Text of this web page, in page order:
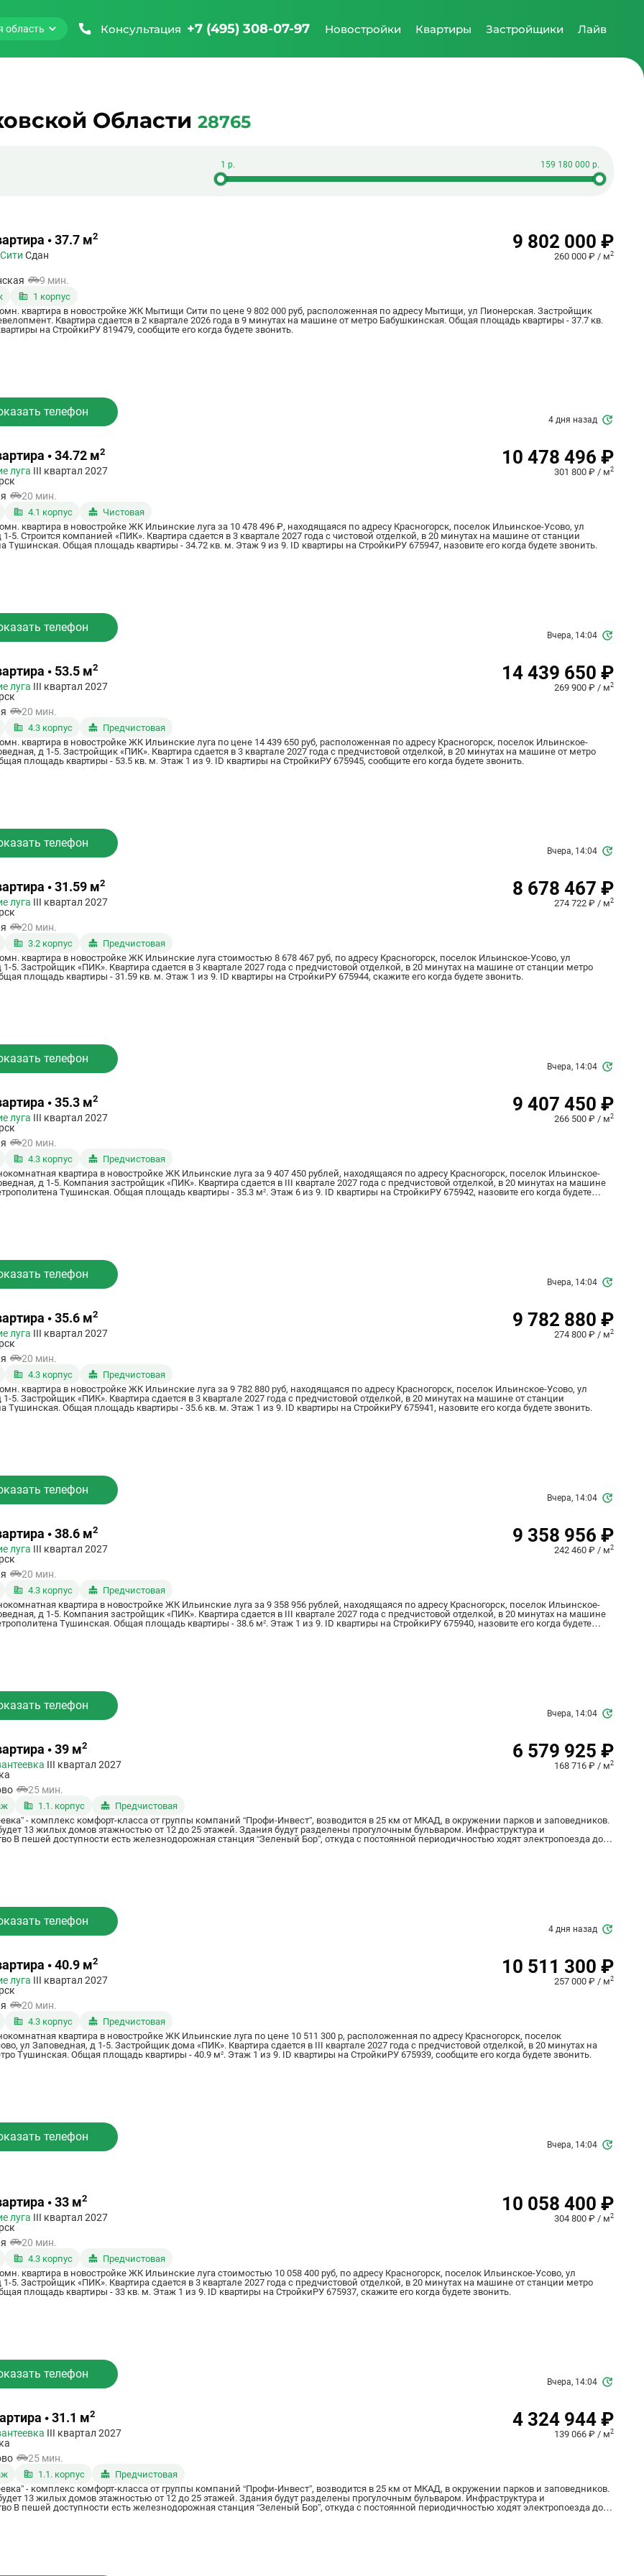
область Консультация +7 (495) 308-07-97 Новостройки Квартиры Застройщики Лайв
Области 28765
• 37.7 м2
Сдан
9 802 000 ₽
260 000 ₽ / м2
9 мин.
1 корпус
квартира в новостройке ЖК Мытищи Сити по цене 9 802 000 руб, расположенная по адресу Мытищи, ул Пионерская. Застройщик
Квартира сдается в 2 квартале 2026 года в 9 минутах на машине от метро Бабушкинская. Общая площадь квартиры - 37.7 кв.
на СтройкиРУ 819479, сообщите его когда будете звонить.
4 дня назад
телефон
• 34.72 м2
луга III квартал 2027
10 478 496 ₽
301 800 ₽ / м2
20 мин.
4.1 корпус
Чистовая
квартира в новостройке ЖК Ильинские луга за 10 478 496 ₽, находящаяся по адресу Красногорск, поселок Ильинское-Усово, ул
5. Строится компанией «ПИК». Квартира сдается в 3 квартале 2027 года с чистовой отделкой, в 20 минутах на машине от станции
Тушинская. Общая площадь квартиры - 34.72 кв. м. Этаж 9 из 9. ID квартиры на СтройкиРУ 675947, назовите его когда будете звонить.
Вчера, 14:04
телефон
• 53.5 м2
луга III квартал 2027
14 439 650 ₽
269 900 ₽ / м2
20 мин.
4.3 корпус
Предчистовая
квартира в новостройке ЖК Ильинские луга по цене 14 439 650 руб, расположенная по адресу Красногорск, поселок Ильинское-
д 1-5. Застройщик «ПИК». Квартира сдается в 3 квартале 2027 года с предчистовой отделкой, в 20 минутах на машине от метро
площадь квартиры - 53.5 кв. м. Этаж 1 из 9. ID квартиры на СтройкиРУ 675945, сообщите его когда будете звонить.
Вчера, 14:04
телефон
• 31.59 м2
луга III квартал 2027
8 678 467 ₽
274 722 ₽ / м2
20 мин.
3.2 корпус
Предчистовая
квартира в новостройке ЖК Ильинские луга стоимостью 8 678 467 руб, по адресу Красногорск, поселок Ильинское-Усово, ул
5. Застройщик «ПИК». Квартира сдается в 3 квартале 2027 года с предчистовой отделкой, в 20 минутах на машине от станции метро
площадь квартиры - 31.59 кв. м. Этаж 1 из 9. ID квартиры на СтройкиРУ 675944, скажите его когда будете звонить.
Вчера, 14:04
телефон
• 35.3 м2
луга III квартал 2027
9 407 450 ₽
266 500 ₽ / м2
20 мин.
4.3 корпус
Предчистовая
квартира в новостройке ЖК Ильинские луга за 9 407 450 рублей, находящаяся по адресу Красногорск, поселок Ильинское-
д 1-5. Компания застройщик «ПИК». Квартира сдается в III квартале 2027 года с предчистовой отделкой, в 20 минутах на машине
Тушинская. Общая площадь квартиры - 35.3 м². Этаж 6 из 9. ID квартиры на СтройкиРУ 675942, назовите его когда будете
Вчера, 14:04
телефон
• 35.6 м2
луга III квартал 2027
9 782 880 ₽
274 800 ₽ / м2
20 мин.
4.3 корпус
Предчистовая
квартира в новостройке ЖК Ильинские луга за 9 782 880 руб, находящаяся по адресу Красногорск, поселок Ильинское-Усово, ул
5. Застройщик «ПИК». Квартира сдается в 3 квартале 2027 года с предчистовой отделкой, в 20 минутах на машине от станции
Тушинская. Общая площадь квартиры - 35.6 кв. м. Этаж 1 из 9. ID квартиры на СтройкиРУ 675941, назовите его когда будете звонить.
Вчера, 14:04
телефон
• 38.6 м2
луга III квартал 2027
9 358 956 ₽
242 460 ₽ / м2
20 мин.
4.3 корпус
Предчистовая
квартира в новостройке ЖК Ильинские луга за 9 358 956 рублей, находящаяся по адресу Красногорск, поселок Ильинское-
д 1-5. Компания застройщик «ПИК». Квартира сдается в III квартале 2027 года с предчистовой отделкой, в 20 минутах на машине
Тушинская. Общая площадь квартиры - 38.6 м². Этаж 1 из 9. ID квартиры на СтройкиРУ 675940, назовите его когда будете
Вчера, 14:04
телефон
• 39 м2
III квартал 2027
6 579 925 ₽
168 716 ₽ / м2
25 мин.
1.1. корпус
Предчистовая
- комплекс комфорт-класса от группы компаний “Профи-Инвест”, возводится в 25 км от МКАД, в окружении парков и заповедников.
13 жилых домов этажностью от 12 до 25 этажей. Здания будут разделены прогулочным бульваром. Инфраструктура и
электропоезда до
4 дня назад
телефон
• 40.9 м2
луга III квартал 2027
10 511 300 ₽
257 000 ₽ / м2
20 мин.
4.3 корпус
Предчистовая
квартира в новостройке ЖК Ильинские луга по цене 10 511 300 р, расположенная по адресу Красногорск, поселок
ул Заповедная, д 1-5. Застройщик дома «ПИК». Квартира сдается в III квартале 2027 года с предчистовой отделкой, в 20 минутах на
Тушинская. Общая площадь квартиры - 40.9 м². Этаж 1 из 9. ID квартиры на СтройкиРУ 675939, сообщите его когда будете звонить.
Вчера, 14:04
телефон
• 33 м2
луга III квартал 2027
10 058 400 ₽
304 800 ₽ / м2
20 мин.
4.3 корпус
Предчистовая
квартира в новостройке ЖК Ильинские луга стоимостью 10 058 400 руб, по адресу Красногорск, поселок Ильинское-Усово, ул
5. Застройщик «ПИК». Квартира сдается в 3 квартале 2027 года с предчистовой отделкой, в 20 минутах на машине от станции метро
площадь квартиры - 33 кв. м. Этаж 1 из 9. ID квартиры на СтройкиРУ 675937, скажите его когда будете звонить.
Вчера, 14:04
телефон
• 31.1 м2
III квартал 2027
4 324 944 ₽
139 066 ₽ / м2
25 мин.
1.1. корпус
Предчистовая
- комплекс комфорт-класса от группы компаний “Профи-Инвест”, возводится в 25 км от МКАД, в окружении парков и заповедников.
13 жилых домов этажностью от 12 до 25 этажей. Здания будут разделены прогулочным бульваром. Инфраструктура и
электропоезда до